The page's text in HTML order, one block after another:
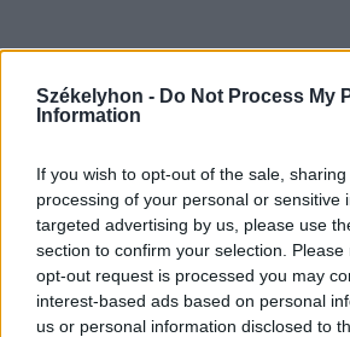
Székelyhon - Do Not Process My
Information
If you wish to opt-out of the sale,
processing of your personal or sensitive
targeted advertising by us, please use
section to confirm your selection.
opt-out request is processed you may
interest-based ads based on personal
us or personal information disclosed to
Hasznos
Impresszum